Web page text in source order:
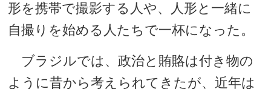
形を携帯で撮影する人や、人形と一緒に
自撮りを始める人たちで一杯になった。
ブラジルでは、政治と賄賂は付き物の
ように昔から考えられてきたが、近年は